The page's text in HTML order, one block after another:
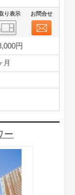
り表示 お問合せ
円
月
ー